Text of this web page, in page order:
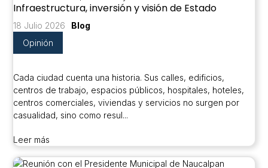
Infraestructura, inversión y visión de Estado
18 Julio 2026
Blog
Opinión
Cada ciudad cuenta una historia. Sus calles, edificios,
centros de trabajo, espacios públicos, hospitales, hoteles,
centros comerciales, viviendas y servicios no surgen por
casualidad, sino como resul...
Leer más